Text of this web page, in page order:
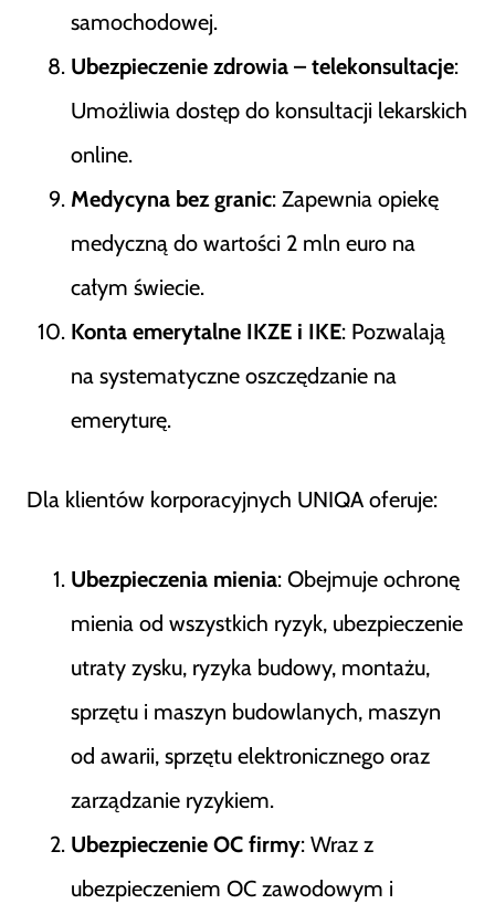
samochodowej​​.
Ubezpieczenie zdrowia – telekonsultacje:
Umożliwia dostęp do konsultacji lekarskich
online​​.
Medycyna bez granic: Zapewnia opiekę
medyczną do wartości 2 mln euro na
całym świecie​​.
Konta emerytalne IKZE i IKE: Pozwalają
na systematyczne oszczędzanie na
emeryturę​​.
Dla klientów korporacyjnych UNIQA oferuje:
Ubezpieczenia mienia: Obejmuje ochronę
mienia od wszystkich ryzyk, ubezpieczenie
utraty zysku, ryzyka budowy, montażu,
sprzętu i maszyn budowlanych, maszyn
od awarii, sprzętu elektronicznego oraz
zarządzanie ryzykiem​​.
Ubezpieczenie OC firmy: Wraz z
ubezpieczeniem OC zawodowym i